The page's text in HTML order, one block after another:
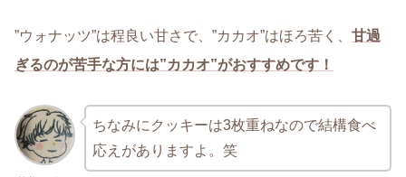
”ウォナッツ”は程良い甘さで、”カカオ”はほろ苦く、 甘過
ぎるのが苦手な方には”カカオ”がおすすめです！
ちなみにクッキーは3枚重ねなので結構食べ
応えがありますよ。笑